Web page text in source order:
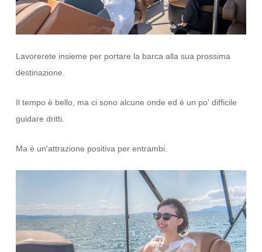
Lavorerete insieme per portare la barca alla sua prossima
destinazione.
Il tempo è bello, ma ci sono alcune onde ed è un po' difficile
guidare dritti.
Ma è un'attrazione positiva per entrambi.